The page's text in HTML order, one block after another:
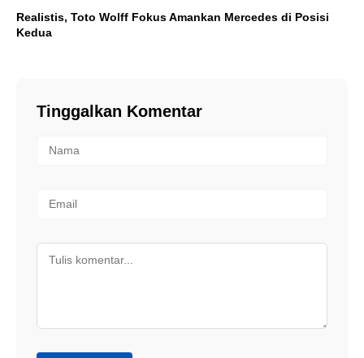
Realistis, Toto Wolff Fokus Amankan Mercedes di Posisi
Kedua
Tinggalkan Komentar